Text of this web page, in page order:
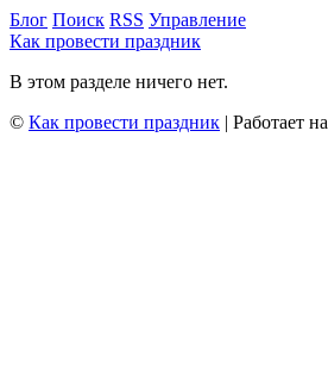
Блог Поиск RSS Управление
Как провести праздник
В этом разделе ничего нет.
© Как провести праздник | Работает на